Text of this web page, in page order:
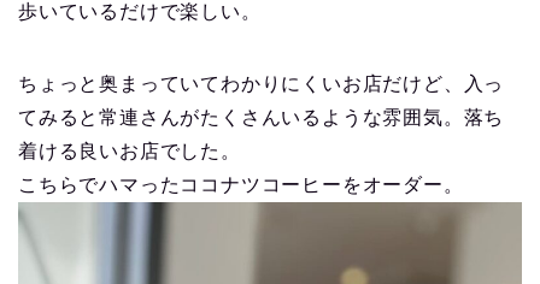
歩いているだけで楽しい。
ちょっと奥まっていてわかりにくいお店だけど、入っ
てみると常連さんがたくさんいるような雰囲気。落ち
着ける良いお店でした。
こちらでハマったココナツコーヒーをオーダー。